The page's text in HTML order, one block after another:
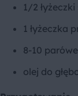
1/2 łyżeczki
1 łyżeczka
8-10
olej do